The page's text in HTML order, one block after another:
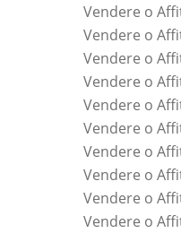
Vendere o
Vendere o
Vendere o
Vendere o
Vendere o
Vendere o